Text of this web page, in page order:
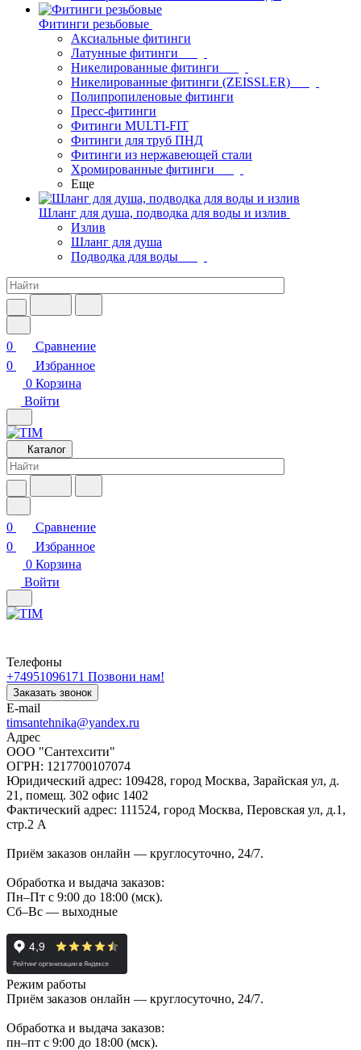
Фитинги резьбовые
Аксиальные фитинги
Латунные фитинги
Никелированные фитинги
Никелированные фитинги (ZEISSLER)
Полипропиленовые фитинги
Пресс-фитинги
Фитинги MULTI-FIT
Фитинги для труб ПНД
Фитинги из нержавеющей стали
Хромированные фитинги
Еще
Шланг для душа, подводка для воды и излив
Излив
Шланг для душа
Подводка для воды
0
Сравнение
0
Избранное
0 Корзина
Войти
Каталог
0
Сравнение
0
Избранное
0 Корзина
Войти
Телефоны
+74951096171 Позвони нам!
Заказать звонок
E-mail
timsantehnika@yandex.ru
Адрес
ООО "Сантехсити"
ОГРН: 1217700107074
Юридический адрес: 109428, город Москва, Зарайская ул, д.
21, помещ. 302 офис 1402
Фактический адрес: 111524, город Москва, Перовская ул, д.1,
стр.2 А
Приём заказов онлайн — круглосуточно, 24/7.
Обработка и выдача заказов:
Пн–Пт с 9:00 до 18:00 (мск).
Сб–Вс — выходные
Режим работы
Приём заказов онлайн — круглосуточно, 24/7.
Обработка и выдача заказов:
пн–пт с 9:00 до 18:00 (мск).